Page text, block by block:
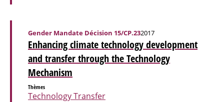
Enhancing climate technology development
and transfer through the Technology
Mechanism
Gender Mandate Décision 15/CP.232017
Thèmes
Technology Transfer